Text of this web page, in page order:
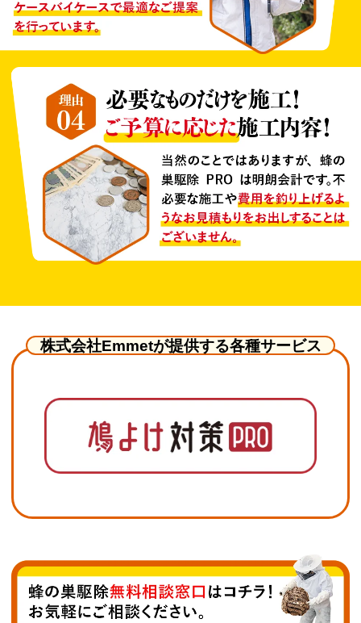
株式会社Emmetが提供する各種サービス